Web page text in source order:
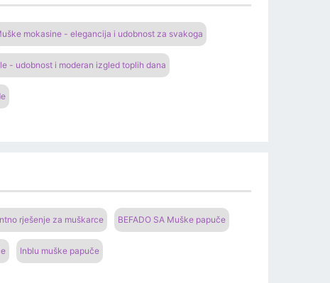
mokasine - elegancija i udobnost za svakoga
- udobnost i moderan izgled toplih dana
rješenje za muškarce BEFADO SA Muške papuče
Inblu muške papuče